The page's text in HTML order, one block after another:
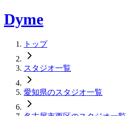
Dyme
トップ
スタジオ一覧
愛知県のスタジオ一覧